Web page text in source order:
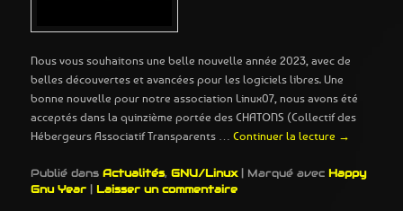
Nous vous souhaitons une belle nouvelle année 2023, avec de
belles découvertes et avancées pour les logiciels libres. Une
bonne nouvelle pour notre association Linux07, nous avons été
acceptés dans la quinzième portée des CHATONS (Collectif des
Hébergeurs Associatif Transparents …Continuer la lecture →
Publié dans Actualités,GNU/Linux | Marqué avec Happy
Gnu Year |Laisser un commentaire